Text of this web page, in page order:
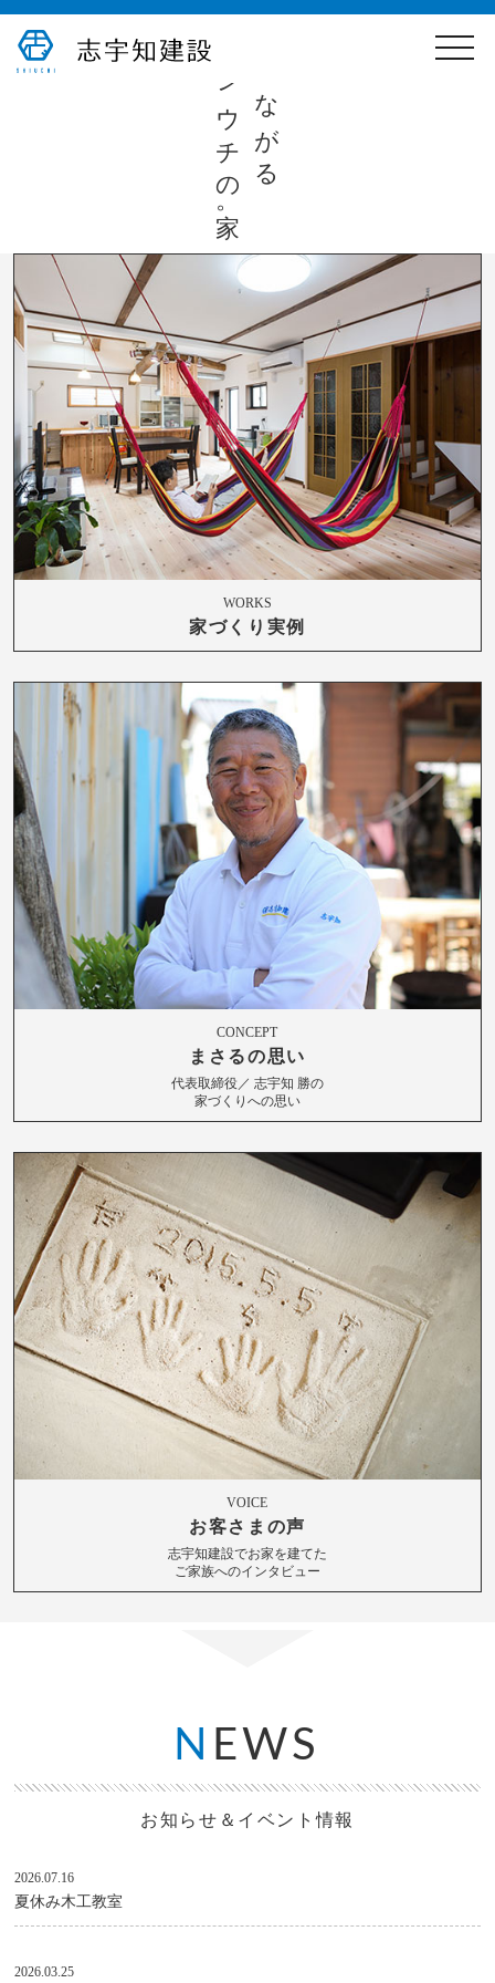
toggle
心つながる
シウチの家。
WORKS
家づくり実例
CONCEPT
まさるの思い
代表取締役／ 志宇知 勝の
家づくりへの思い
VOICE
お客さまの声
志宇知建設でお家を建てた
ご家族へのインタビュー
N EWS
お知らせ＆イベント情報
2026.07.16
夏休み木工教室
2026.03.25